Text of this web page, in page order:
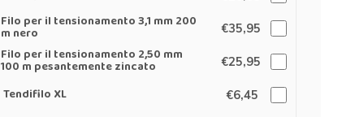
Filo per il tensionamento 3,1 mm 200
m nero €35,95
Filo per il tensionamento 2,50 mm
100 m pesantemente zincato €25,95
Tendifilo XL €6,45